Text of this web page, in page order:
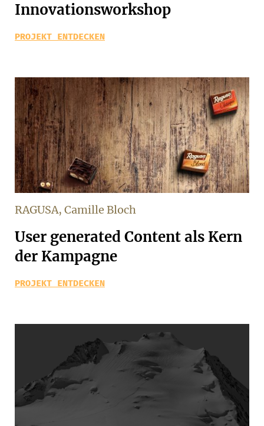
Innovationsworkshop
PROJEKT ENTDECKEN
RAGUSA, Camille Bloch
User generated Content als Kern
der Kampagne
PROJEKT ENTDECKEN